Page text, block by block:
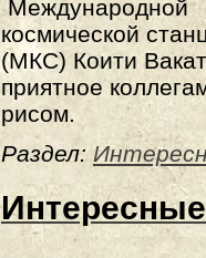
Международной
космической
(МКС) Коити
приятное
рисом.
Раздел: